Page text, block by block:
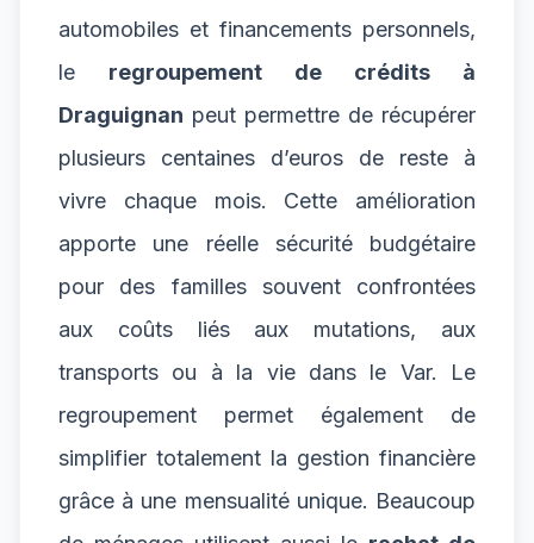
automobiles et financements personnels,
le regroupement de crédits à
Draguignan peut permettre de récupérer
plusieurs centaines d’euros de reste à
vivre chaque mois. Cette amélioration
apporte une réelle sécurité budgétaire
pour des familles souvent confrontées
aux coûts liés aux mutations, aux
transports ou à la vie dans le Var. Le
regroupement permet également de
simplifier totalement la gestion financière
grâce à une mensualité unique. Beaucoup